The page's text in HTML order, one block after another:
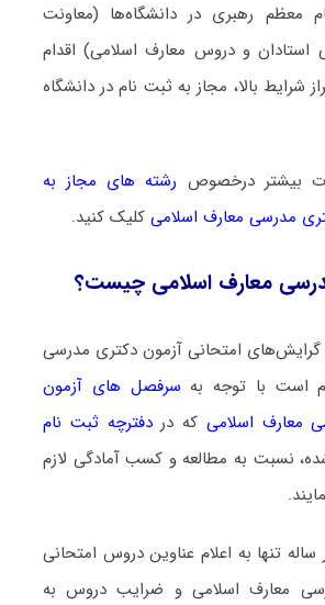
معظم رهبری در دانشگاه‌ها (معاونت
و دروس معارف اسلامی) اقدام
شرایط بالا، مجاز به ثبت نام در دانشگاه
بیشتر درخصوص رشته های مجاز به
ﻣﺪرسی ﻣﻌﺎرف اﺳﻼمیکلیک کنید.
ﻣﻌﺎرف اﺳﻼمی چیست؟
گرایش‌های امتحانی آزمون دکتری ﻣﺪرسی
است با توجه به سرفصل های آزمون
ﻣﻌﺎرف اﺳﻼمی که در دفترچه ثبت نام
نسبت به مطالعه و کسب آمادگی لازم
تنها به اعلام عناوین دروس امتحانی
ﻣﻌﺎرف اﺳﻼمی و ضرایب دروس به